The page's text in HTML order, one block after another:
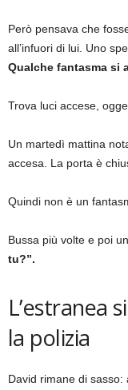
Però pensava che
all’infuori di lui. Uno
Qualche fantasma si
Trova luci accese,
Un martedì mattina
accesa. La porta è
Quindi non è un
Bussa più volte e poi
tu?”.
L’estranea
la polizia
David rimane di